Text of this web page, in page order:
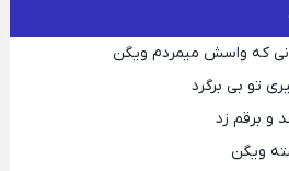
که واسش میمردم ویگن
تو بی برگرد
و برقم زد
ویگن